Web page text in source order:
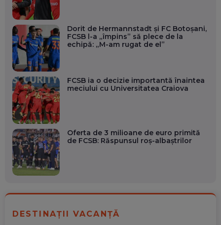
Dorit de Hermannstadt și FC Botoșani,
FCSB l-a „împins” să plece de la
echipă: „M-am rugat de el”
FCSB ia o decizie importantă înaintea
meciului cu Universitatea Craiova
Oferta de 3 milioane de euro primită
de FCSB: Răspunsul roș-albaștrilor
DESTINAȚII VACANȚĂ